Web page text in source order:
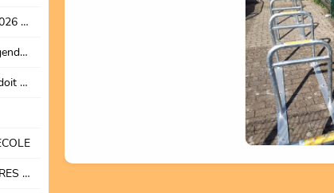
RENTREE DES CLASSES 2026 2027 avis et listes
CONGES SCOLAIRES et agenda de l'école
FRAIS auxquels un parent doit s'attendre
ACTIVITES EXTRASCOLAIRES et PARASCOLAIRES